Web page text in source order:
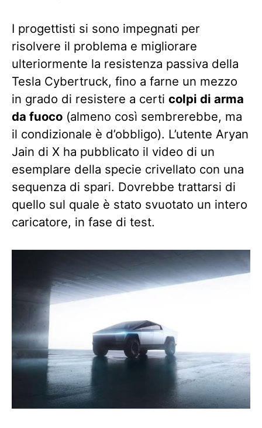
I progettisti si sono impegnati per
risolvere il problema e migliorare
ulteriormente la resistenza passiva della
Tesla Cybertruck, fino a farne un mezzo
in grado di resistere a certi colpi di arma
da fuoco (almeno così sembrerebbe, ma
il condizionale è d’obbligo). L’utente Aryan
Jain di X ha pubblicato il video di un
esemplare della specie crivellato con una
sequenza di spari. Dovrebbe trattarsi di
quello sul quale è stato svuotato un intero
caricatore, in fase di test.